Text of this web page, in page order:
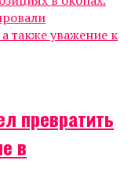
также уважение к
превратить
в